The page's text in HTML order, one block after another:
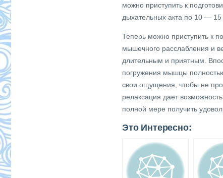
можно приступить к
дыхательных акта по 10 —
Теперь можно приступить к
мышечного расслабления и
длительным и приятным.
погружения мышцы
свои ощущения, чтобы не
релаксация дает
полной мере получить
Это Интересно: